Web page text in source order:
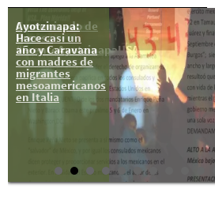
Ayotzinapa:
Hace casi un
año y Caravana
con madres de
migrantes
mesoamericanos
en Italia
Comunicado de
Prensa
#FrenteAyotzinapaUSA